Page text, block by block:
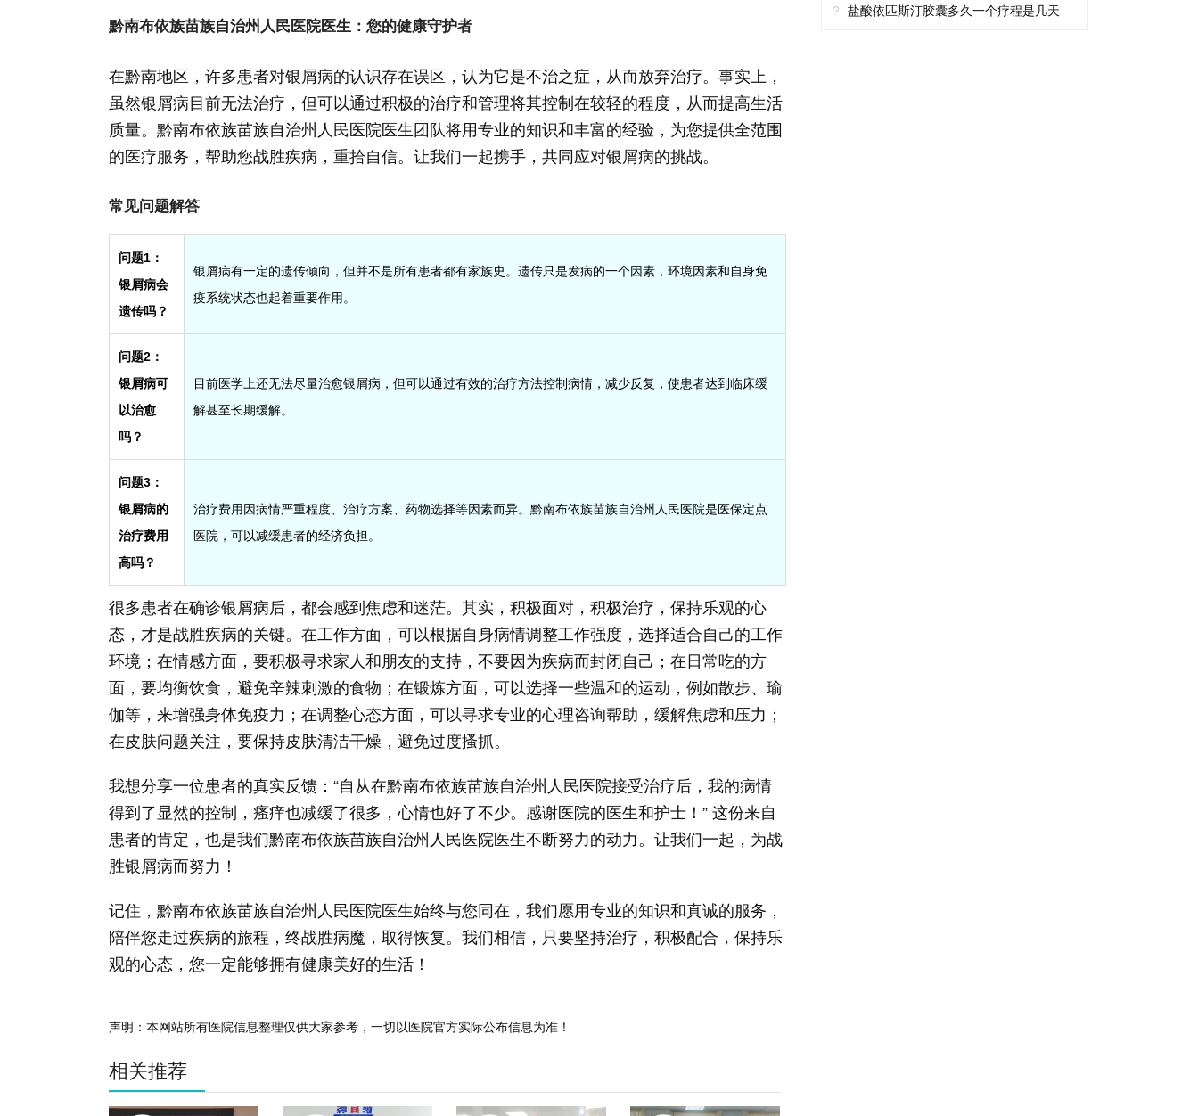
黔南布依族苗族自治州人民医院医生：您的健康守护者
在黔南地区，许多患者对银屑病的认识存在误区，认为它是不治之症，从而放弃治疗。事实上，
虽然银屑病目前无法治疗，但可以通过积极的治疗和管理将其控制在较轻的程度，从而提高生活
质量。黔南布依族苗族自治州人民医院医生团队将用专业的知识和丰富的经验，为您提供全范围
的医疗服务，帮助您战胜疾病，重拾自信。让我们一起携手，共同应对银屑病的挑战。
常见问题解答
问题1：
银屑病会
遗传吗？
银屑病有一定的遗传倾向，但并不是所有患者都有家族史。遗传只是发病的一个因素，环境因素和自身免
疫系统状态也起着重要作用。
问题2：
银屑病可
以治愈
吗？
目前医学上还无法尽量治愈银屑病，但可以通过有效的治疗方法控制病情，减少反复，使患者达到临床缓
解甚至长期缓解。
问题3：
银屑病的
治疗费用
高吗？
治疗费用因病情严重程度、治疗方案、药物选择等因素而异。黔南布依族苗族自治州人民医院是医保定点
医院，可以减缓患者的经济负担。
很多患者在确诊银屑病后，都会感到焦虑和迷茫。其实，积极面对，积极治疗，保持乐观的心
态，才是战胜疾病的关键。在工作方面，可以根据自身病情调整工作强度，选择适合自己的工作
环境；在情感方面，要积极寻求家人和朋友的支持，不要因为疾病而封闭自己；在日常吃的方
面，要均衡饮食，避免辛辣刺激的食物；在锻炼方面，可以选择一些温和的运动，例如散步、瑜
伽等，来增强身体免疫力；在调整心态方面，可以寻求专业的心理咨询帮助，缓解焦虑和压力；
在皮肤问题关注，要保持皮肤清洁干燥，避免过度搔抓。
我想分享一位患者的真实反馈：“自从在黔南布依族苗族自治州人民医院接受治疗后，我的病情
得到了显然的控制，瘙痒也减缓了很多，心情也好了不少。感谢医院的医生和护士！” 这份来自
患者的肯定，也是我们黔南布依族苗族自治州人民医院医生不断努力的动力。让我们一起，为战
胜银屑病而努力！
记住，黔南布依族苗族自治州人民医院医生始终与您同在，我们愿用专业的知识和真诚的服务，
陪伴您走过疾病的旅程，终战胜病魔，取得恢复。我们相信，只要坚持治疗，积极配合，保持乐
观的心态，您一定能够拥有健康美好的生活！
声明：本网站所有医院信息整理仅供大家参考，一切以医院官方实际公布信息为准！
相关推荐
? 盐酸依匹斯汀胶囊多久一个疗程是几天